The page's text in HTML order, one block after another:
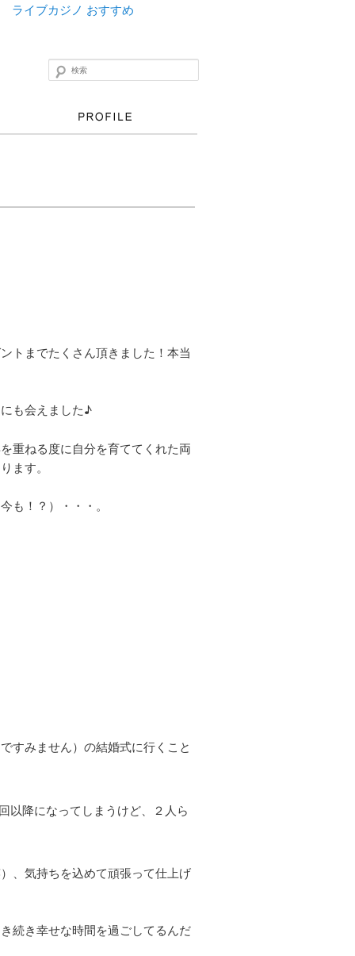
ライブカジノ おすすめ
検索
トまでたくさん頂きました！本当
も会えました♪
重ねる度に自分を育ててくれた両
ます。
も！？）・・・。
すみません）の結婚式に行くこと
以降になってしまうけど、２人ら
、気持ちを込めて頑張って仕上げ
続き幸せな時間を過ごしてるんだ